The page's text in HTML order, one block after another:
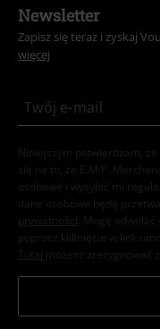
Newsletter
Zapisz się teraz i zyskaj
więcej
Niniejszym potwierdzam,
się na to, że E.M.P.
osobowe i wysyłać mi
dane osobowe będą
prywatności . Mogę
poprzez kliknięcie w link
Tutaj możesz zrezygnować